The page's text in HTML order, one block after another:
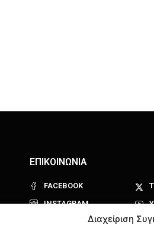
Διαχείριση
ΕΠΙΚΟΙΝΩΝΙΑ
FACEBOOK
INSTAGRAM